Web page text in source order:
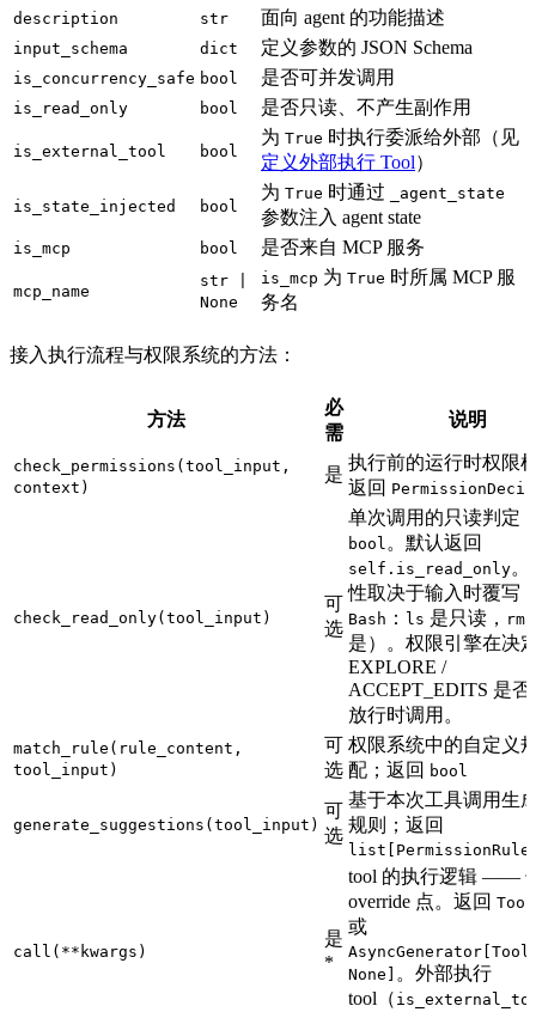
description str 面向 agent 的功能描述
input_schema dict 定义参数的 JSON Schema
is_concurrency_safe bool 是否可并发调用
is_read_only bool 是否只读、不产生副作用
is_external_tool bool
为 True 时执行委派给外部（见
定义外部执行 Tool）
is_state_injected bool
为 True 时通过 _agent_state
参数注入 agent state
is_mcp bool 是否来自 MCP 服务
mcp_name
str |
None
is_mcp 为 True 时所属 MCP 服
务名
接入执行流程与权限系统的方法：
方法
必
需
说明
check_permissions(tool_input,
context)
是
执行前的运行时权限
返回
check_read_only(tool_input)
可
选
单次调用的只读判定
bool 。默认返回
self.is_read_only。
性取决于输入时覆写
Bash ： ls 是只读， rm
是）。权限引擎在决
EXPLORE /
ACCEPT_EDITS 是
放行时调用。
match_rule(rule_content,
tool_input)
可
选
权限系统中的自定义
配；返回 bool
generate_suggestions(tool_input)
可
选
基于本次工具调用生
规则；返回
call(**kwargs)
是
*
tool 的执行逻辑 ——
override 点。返回
或
None]
。外部执行
tool（